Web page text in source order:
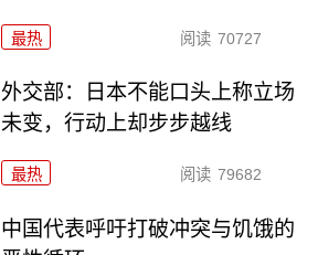
最热 阅读 70727
外交部：日本不能口头上称立场
未变，行动上却步步越线
最热 阅读 79682
中国代表呼吁打破冲突与饥饿的